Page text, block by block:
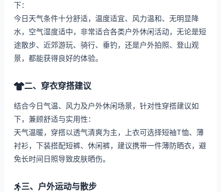
下：
今日天气条件十分舒适，温度适宜、风力温和、无明显降
水，空气湿度适中，非常适合各类户外休闲活动，无论是短
途散步、近郊游玩、骑行、垂钓，还是户外拍照、登山观
景，都能获得良好的体验。
二、穿衣穿搭建议
结合今日气温、风力及户外休闲场景，针对性穿搭建议如
下，兼顾舒适与实用性：
天气温暖，穿搭以透气清爽为主，上衣可选择短袖T恤、薄
衬衫，下装搭配短裤、休闲裤，建议携带一件薄防晒衣，避
免长时间日照导致皮肤晒伤。
三、户外运动与散步